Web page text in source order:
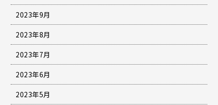
2023年9月
2023年8月
2023年7月
2023年6月
2023年5月